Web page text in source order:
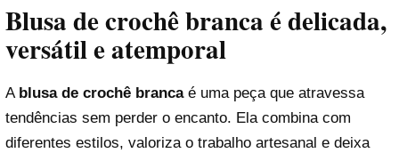
Blusa de crochê branca é delicada,
versátil e atemporal
A blusa de crochê brancaé uma peça que atravessa
tendências sem perder o encanto. Ela combina com
diferentes estilos, valoriza o trabalho artesanal e deixa